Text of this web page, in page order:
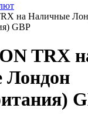
на Наличные
GBP
TRX